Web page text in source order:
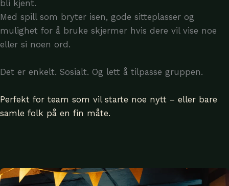
bli kjent.
Med spill som bryter isen, gode sitteplasser og
mulighet for å bruke skjermer hvis dere vil vise noe
eller si noen ord.
Det er enkelt. Sosialt. Og lett å tilpasse gruppen.
Perfekt for team som vil starte noe nytt – eller bare
samle folk på en fin måte.